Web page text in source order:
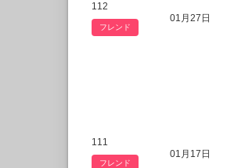
112
フレンド
01月27日
111
フレンド
01月17日